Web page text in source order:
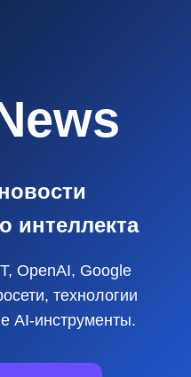
интеллекта
OpenAI, Google
технологии
AI‑инструменты.